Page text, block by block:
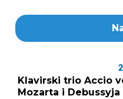
Klavirski trio Accio
Mozarta i Debussyja